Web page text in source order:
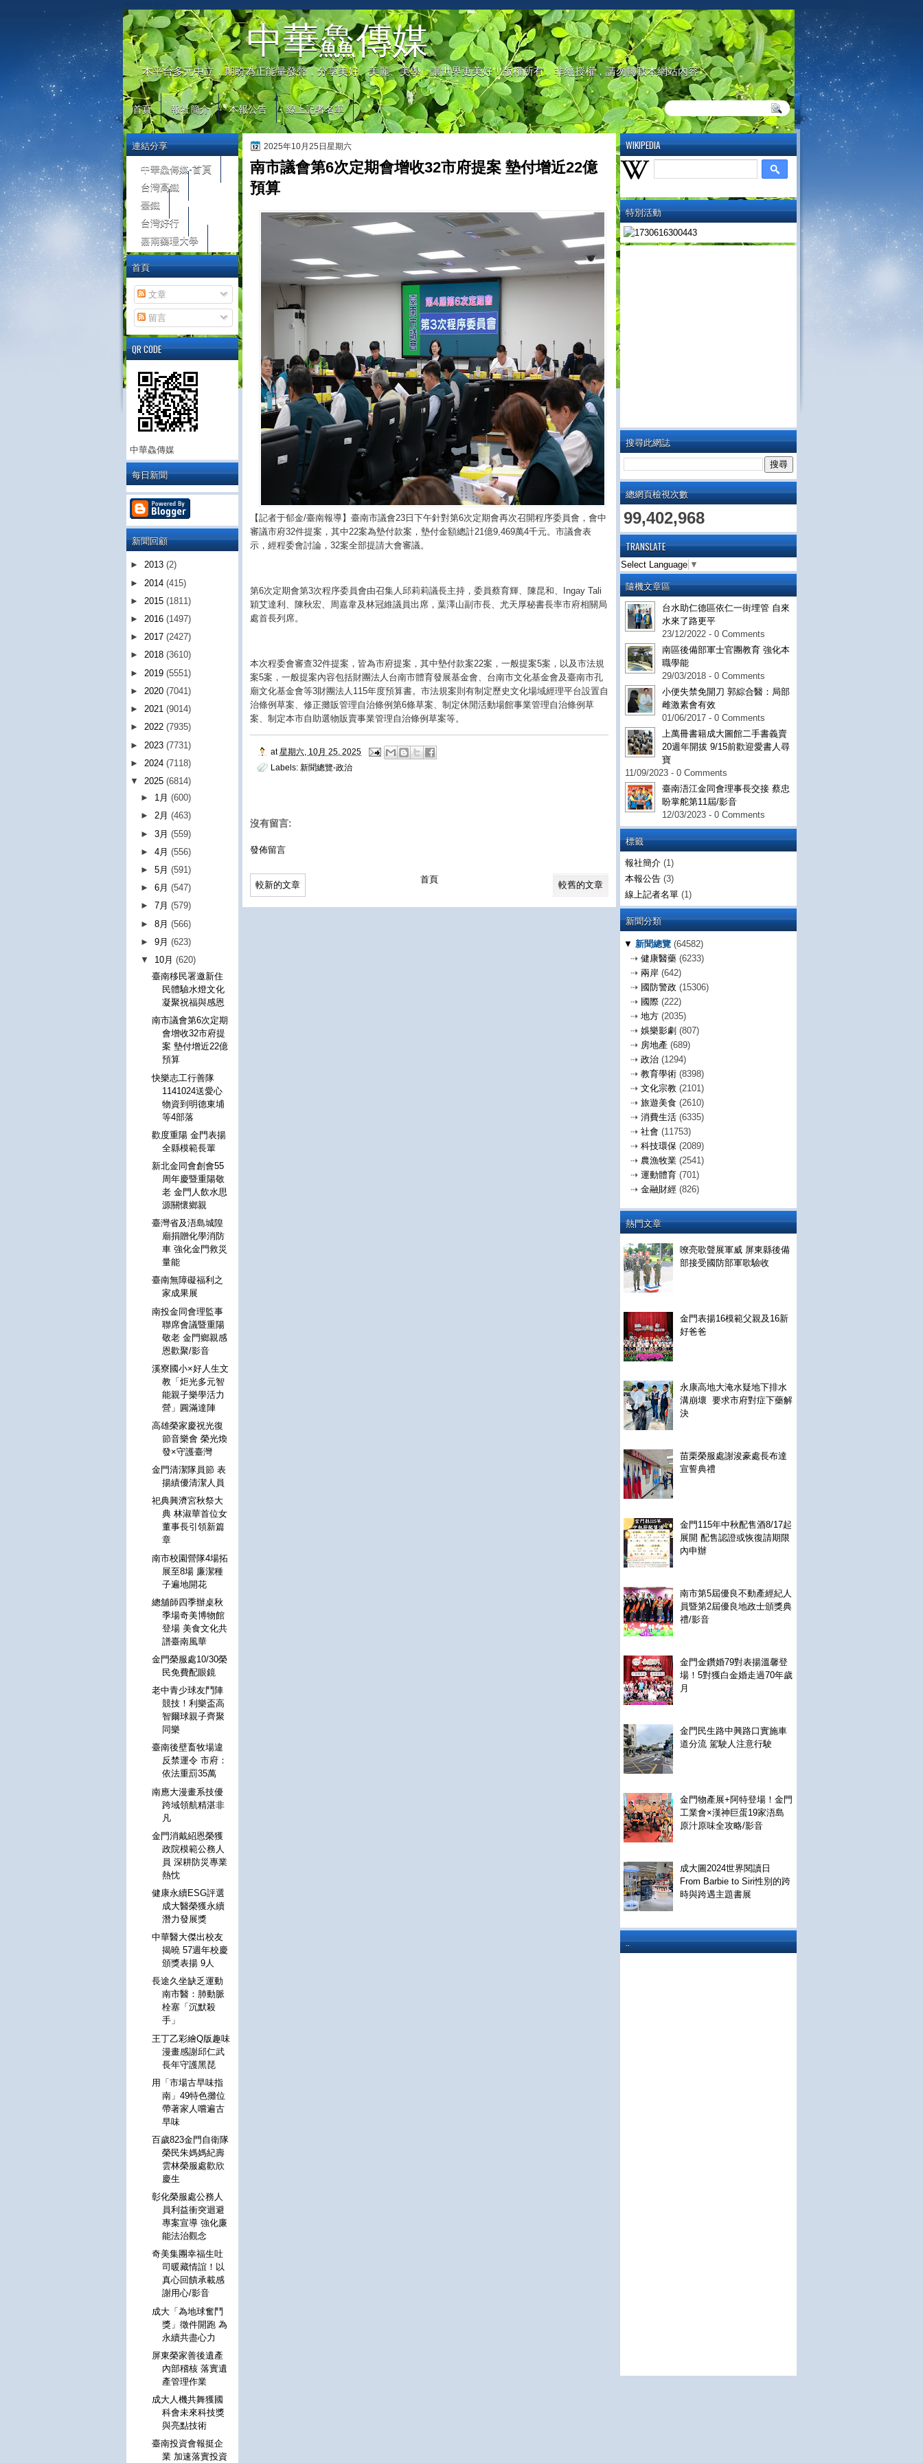
中華鱻傳媒
本平台多元中立，期盼為正能量發聲，分享美好、美麗、美學，讓世界更美好！版權所有，非經授權，請勿轉載本網站內容
首頁 報社簡介 本報公告 線上記者名單
WIKIPEDIA
特別活動
搜尋此網誌
總網頁檢視次數
99,402,968
TRANSLATE
Select Language ▼
隨機文章區
台水助仁德區依仁一街埋管 自來
水來了路更平
23/12/2022 - 0 Comments
南區後備部軍士官團教育 強化本
職學能
29/03/2018 - 0 Comments
小便失禁免開刀 郭綜合醫：局部
雌激素會有效
01/06/2017 - 0 Comments
上萬冊書籍成大圖館二手書義賣
20週年開拔 9/15前歡迎愛書人尋
寶
11/09/2023 - 0 Comments
臺南浯江金同會理事長交接 蔡忠
盼掌舵第11屆/影音
12/03/2023 - 0 Comments
標籤
報社簡介 (1)
本報公告 (3)
線上記者名單 (1)
新聞分類
▼ 新聞總覽 (64582)
⇢ 健康醫藥 (6233)
⇢ 兩岸 (642)
⇢ 國防警政 (15306)
⇢ 國際 (222)
⇢ 地方 (2035)
⇢ 娛樂影劇 (807)
⇢ 房地產 (689)
⇢ 政治 (1294)
⇢ 教育學術 (8398)
⇢ 文化宗教 (2101)
⇢ 旅遊美食 (2610)
⇢ 消費生活 (6335)
⇢ 社會 (11753)
⇢ 科技環保 (2089)
⇢ 農漁牧業 (2541)
⇢ 運動體育 (701)
⇢ 金融財經 (826)
熱門文章
嘹亮歌聲展軍威 屏東縣後備
部接受國防部軍歌驗收
金門表揚16模範父親及16新
好爸爸
永康高地大淹水疑地下排水
溝崩壞 要求市府對症下藥解
決
苗栗榮服處謝浚豪處長布達
宣誓典禮
金門115年中秋配售酒8/17起
展開 配售認證或恢復請期限
內申辦
南市第5屆優良不動產經紀人
員暨第2屆優良地政士頒獎典
禮/影音
金門金鑽婚79對表揚溫馨登
場！5對獲白金婚走過70年歲
月
金門民生路中興路口實施車
道分流 駕駛人注意行駛
金門物產展+阿特登場！金門
工業會×漢神巨蛋19家浯島
原汁原味全攻略/影音
成大圖2024世界閱讀日
From Barbie to Siri性別的跨
時與跨遇主題書展
..
2025年10月25日星期六
南市議會第6次定期會增收32市府提案 墊付增近22億
預算
【記者于郁金/臺南報導】臺南市議會23日下午針對第6次定期會再次召開程序委員會，會中
審議市府32件提案，其中22案為墊付款案，墊付金額總計21億9,469萬4千元。市議會表
示，經程委會討論，32案全部提請大會審議。
第6次定期會第3次程序委員會由召集人邱莉莉議長主持，委員蔡育輝、陳昆和、Ingay Tali
穎艾達利、陳秋宏、周嘉韋及林冠維議員出席，葉澤山副市長、尤天厚秘書長率市府相關局
處首長列席。
本次程委會審查32件提案，皆為市府提案，其中墊付款案22案，一般提案5案，以及市法規
案5案，一般提案內容包括財團法人台南市體育發展基金會、台南市文化基金會及臺南市孔
廟文化基金會等3財團法人115年度預算書。市法規案則有制定歷史文化場域經理平台設置自
治條例草案、修正攤販管理自治條例第6條草案、制定休閒活動場館事業管理自治條例草
案、制定本市自助選物販賣事業管理自治條例草案等。
at 星期六, 10月 25, 2025
Labels: 新聞總覽-政治
沒有留言:
發佈留言
較新的文章 較舊的文章
首頁
連結分享
中華鱻傳媒-首頁
台灣高鐵
臺鐵
台灣好行
嘉南藥理大學
首頁
文章
留言
QR CODE
中華鱻傳媒
每日新聞
新聞回顧
► 2013 (2)
► 2014 (415)
► 2015 (1811)
► 2016 (1497)
► 2017 (2427)
► 2018 (3610)
► 2019 (5551)
► 2020 (7041)
► 2021 (9014)
► 2022 (7935)
► 2023 (7731)
► 2024 (7118)
▼ 2025 (6814)
► 1月(600)
►2月(463)
►3月(559)
►4月(556)
►5月(591)
►6月(547)
►7月(579)
►8月(566)
►9月(623)
▼ 10月(620)
臺南移民署邀新住
民體驗水燈文化
凝聚祝福與感恩
南市議會第6次定期
會增收32市府提
案 墊付增近22億
預算
快樂志工行善隊
1141024送愛心
物資到明德東埔
等4部落
歡度重陽 金門表揚
全縣模範長輩
新北金同會創會55
周年慶暨重陽敬
老 金門人飲水思
源關懷鄉親
臺灣省及浯島城隍
廟捐贈化學消防
車 強化金門救災
量能
臺南無障礙福利之
家成果展
南投金同會理監事
聯席會議暨重陽
敬老 金門鄉親感
恩歡聚/影音
溪寮國小×好人生文
教「炬光多元智
能親子樂學活力
營」圓滿達陣
高雄榮家慶祝光復
節音樂會 榮光煥
發×守護臺灣
金門清潔隊員節 表
揚績優清潔人員
祀典興濟宮秋祭大
典 林淑華首位女
董事長引領新篇
章
南市校園營隊4場拓
展至8場 廉潔種
子遍地開花
總舖師四季辦桌秋
季場奇美博物館
登場 美食文化共
譜臺南風華
金門榮服處10/30榮
民免費配眼鏡
老中青少球友鬥陣
競技！利樂盃高
智爾球親子齊聚
同樂
臺南後壁畜牧場違
反禁運令 市府：
依法重罰35萬
南應大漫畫系技優
跨域領航精湛非
凡
金門消戴紹恩榮獲
政院模範公務人
員 深耕防災專業
熱忱
健康永續ESG評選
成大醫榮獲永續
潛力發展獎
中華醫大傑出校友
揭曉 57週年校慶
頒獎表揚 9人
長途久坐缺乏運動
南市醫：肺動脈
栓塞「沉默殺
手」
王丁乙彩繪Q版趣味
漫畫感謝邱仁武
長年守護黑琵
用「市場古早味指
南」49特色攤位
帶著家人嚐遍古
早味
百歲823金門自衛隊
榮民朱媽媽紀壽
雲林榮服處歡欣
慶生
彰化榮服處公務人
員利益衝突迴避
專案宣導 強化廉
能法治觀念
奇美集團幸福生吐
司暖藏情誼！以
真心回饋承載感
謝用心/影音
成大「為地球奮鬥
獎」徵件開跑 為
永續共盡心力
屏東榮家善後遺產
內部稽核 落實遺
產管理作業
成大人機共舞獲國
科會未來科技獎
與亮點技術
臺南投資會報挺企
業 加速落實投資